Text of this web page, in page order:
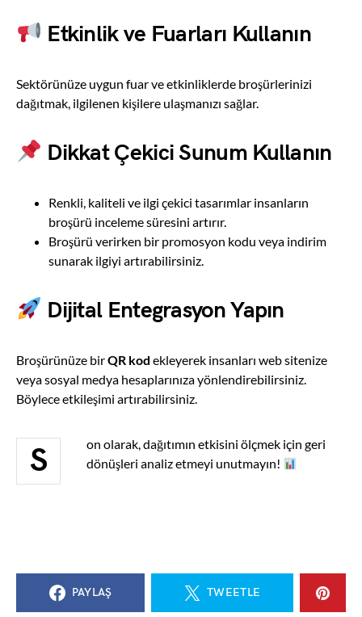
Etkinlik ve Fuarları Kullanın
Sektörünüze uygun fuar ve etkinliklerde broşürlerinizi
dağıtmak, ilgilenen kişilere ulaşmanızı sağlar.
Dikkat Çekici Sunum Kullanın
Renkli, kaliteli ve ilgi çekici tasarımlar insanların
broşürü inceleme süresini artırır.
Broşürü verirken bir promosyon kodu veya indirim
sunarak ilgiyi artırabilirsiniz.
Dijital Entegrasyon Yapın
Broşürünüze birQR kod ekleyerek insanları web sitenize
veya sosyal medya hesaplarınıza yönlendirebilirsiniz.
Böylece etkileşimi artırabilirsiniz.
S
on olarak, dağıtımın etkisini ölçmek için geri
dönüşleri analiz etmeyi unutmayın!
PAYLAŞ TWEETLE